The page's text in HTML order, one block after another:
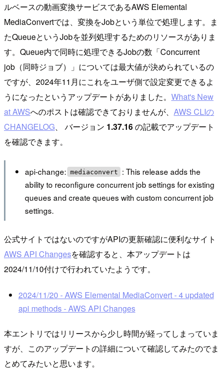
ルベースの動画変換サービスであるAWS Elemental
MediaConvertでは、変換をJobという単位で処理します。ま
たQueueというJobを並列処理するためのリソースがありま
す。Queue内で同時に処理できるJobの数「Concurrent
job（同時ジョブ）」については最大値が決められているの
ですが、2024年11月にこれをユーザ側で設定変更できるよ
うになったというアップデートがありました。 What's New
at AWSへのポストは確認できておりませんが、 AWS CLIの
CHANGELOG、 バージョン 1.37.16の記載でアップデート
を確認できます。
api-change: mediaconvert
: This release adds the
ability to reconfigure concurrent job settings for existing
queues and create queues with custom concurrent job
settings.
公式サイトではないのですがAPIの更新確認に便利なサイト
AWS API Changesを確認すると、本アップデートは
2024/11/10付けで行われていたようです。
2024/11/20 - AWS Elemental MediaConvert - 4 updated
api methods - AWS API Changes
本エントリではリリースから少し時間が経ってしまっていま
すが、このアップデートの詳細について確認してみたのでま
とめてみたいと思います。